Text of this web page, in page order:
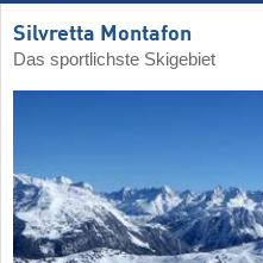
Silvretta Montafon
Das sportlichste Skigebiet